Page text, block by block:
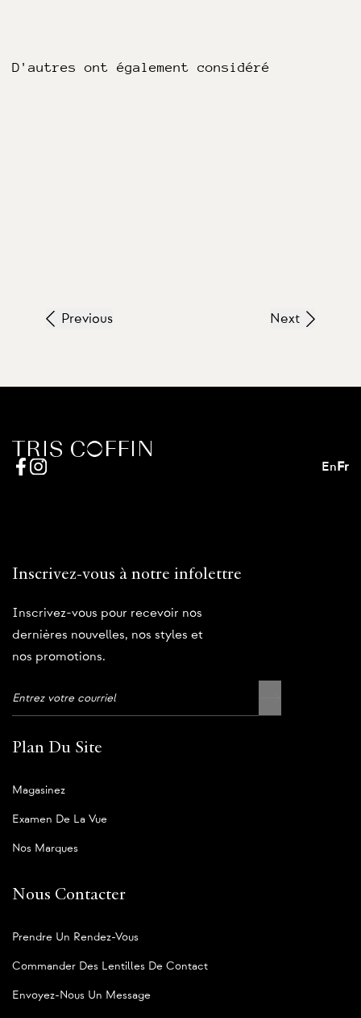
D'autres ont également considéré
Previous Next
En Fr
Inscrivez-vous à notre infolettre
Inscrivez-vous pour recevoir nos
dernières nouvelles, nos styles et
nos promotions.
Plan Du Site
Magasinez
Examen De La Vue
Nos Marques
Nous Contacter
Prendre Un Rendez-Vous
Commander Des Lentilles De Contact
Envoyez-Nous Un Message